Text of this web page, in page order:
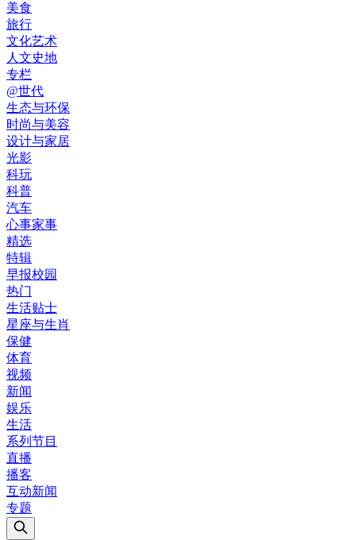
美食
旅行
文化艺术
人文史地
专栏
@世代
生态与环保
时尚与美容
设计与家居
光影
科玩
科普
汽车
心事家事
精选
特辑
早报校园
热门
生活贴士
星座与生肖
保健
体育
视频
新闻
娱乐
生活
系列节目
直播
播客
互动新闻
专题